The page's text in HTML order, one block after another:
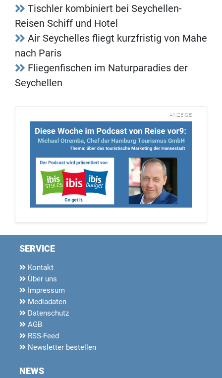
Tischler kombiniert bei Seychellen-
Reisen Schiff und Hotel
Air Seychelles fliegt kurzfristig von Mahe
nach Paris
Fliegenfischen im Naturparadies der
Seychellen
ANZEIGE
SERVICE
Kontakt
Über uns
Impressum
Mediadaten
Datenschutz
AGB
RSS-Feed
Newsletter bestellen
NEWS